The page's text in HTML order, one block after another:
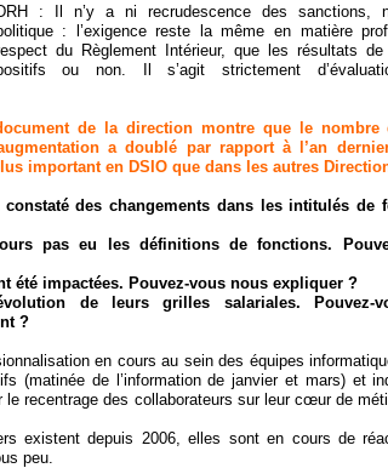
: Il n’y a ni recrudescence des sanctions,
: l’exigence reste la même en matière
du Règlement Intérieur, que les résultats de
ou non. Il s’agit strictement
de la direction montre que le nombre
a doublé par rapport à l’an
important en DSIO que dans les autres
constaté des changements dans les intitulés de
pas eu les définitions de fonctions.
été impactées. Pouvez-vous nous expliquer ?
de leurs grilles salariales. Pouvez-
?
en cours au sein des équipes
(matinée de l’information de janvier et mars) et
le recentrage des collaborateurs sur leur cœur de
existent depuis 2006, elles sont en cours de
peu.